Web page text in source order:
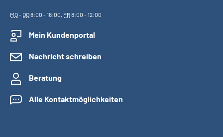
MO- DO8:00 - 16:00, FR8:00 - 12:00
Mein Kundenportal
Nachricht schreiben
Beratung
Alle Kontaktmöglichkeiten